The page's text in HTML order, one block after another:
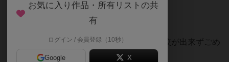
229名 1名 0 9年以上前
本家のケルトはプレイした事が無いので比較が出来ずごめ
んなさい。
お気に入り作品・所有リストの共
有
ログイン / 会員登録（10秒）
Google X